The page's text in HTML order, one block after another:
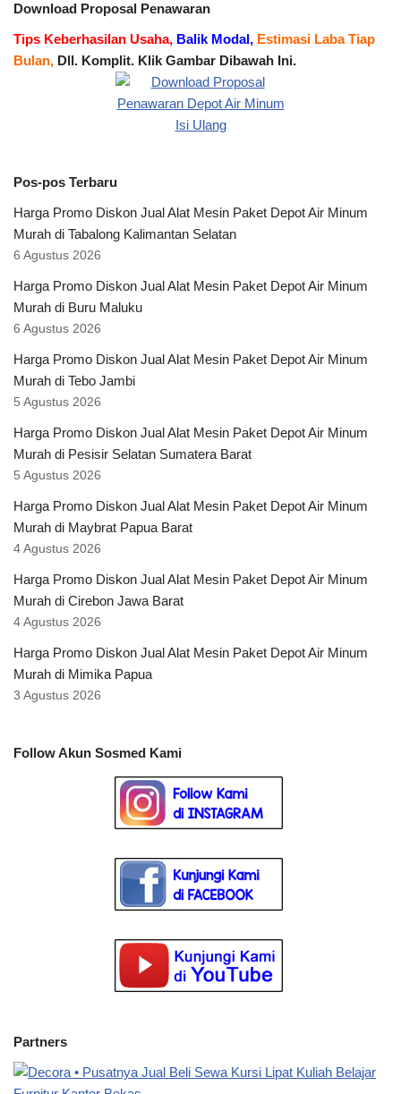
Download Proposal Penawaran
Tips Keberhasilan Usaha, Balik Modal, Estimasi Laba Tiap
Bulan, Dll. Komplit. Klik Gambar Dibawah Ini.
Pos-pos Terbaru
Harga Promo Diskon Jual Alat Mesin Paket Depot Air Minum
Murah di Tabalong Kalimantan Selatan
6 Agustus 2026
Harga Promo Diskon Jual Alat Mesin Paket Depot Air Minum
Murah di Buru Maluku
6 Agustus 2026
Harga Promo Diskon Jual Alat Mesin Paket Depot Air Minum
Murah di Tebo Jambi
5 Agustus 2026
Harga Promo Diskon Jual Alat Mesin Paket Depot Air Minum
Murah di Pesisir Selatan Sumatera Barat
5 Agustus 2026
Harga Promo Diskon Jual Alat Mesin Paket Depot Air Minum
Murah di Maybrat Papua Barat
4 Agustus 2026
Harga Promo Diskon Jual Alat Mesin Paket Depot Air Minum
Murah di Cirebon Jawa Barat
4 Agustus 2026
Harga Promo Diskon Jual Alat Mesin Paket Depot Air Minum
Murah di Mimika Papua
3 Agustus 2026
Follow Akun Sosmed Kami
Partners